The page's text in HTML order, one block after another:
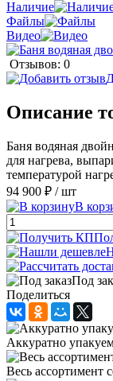
Наличие
Файлы
Видео
Отзывов: 0
Описание
Баня водяная
для нагрева,
температурой
94 900 ₽ / шт
В
Под
Поделиться
Аккуратно
Весь ассортимент